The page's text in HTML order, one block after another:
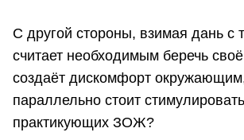
С другой стороны, взимая дань с
считает необходимым беречь
создаёт дискомфорт
параллельно стоит
практикующих ЗОЖ?